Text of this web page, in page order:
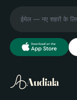
Audiala